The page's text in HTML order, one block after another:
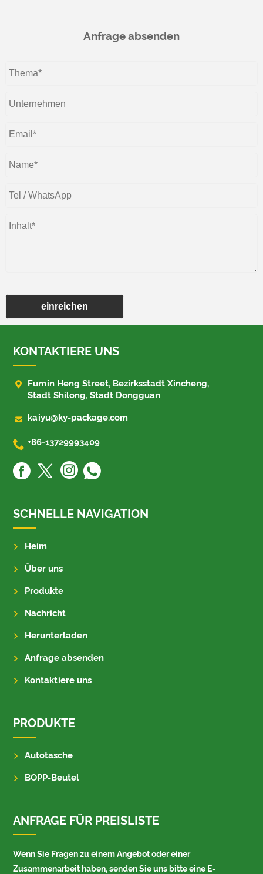
Anfrage absenden
einreichen
KONTAKTIERE UNS

Fumin Heng Street, Bezirksstadt Xincheng,
Stadt Shilong, Stadt Dongguan
 kaiyu@ky-package.com
 +86-13729993409
SCHNELLE NAVIGATION
Heim
Über uns
Produkte
Nachricht
Herunterladen
Anfrage absenden
Kontaktiere uns
PRODUKTE
Autotasche
BOPP-Beutel
ANFRAGE FÜR PREISLISTE
Wenn Sie Fragen zu einem Angebot oder einer
Zusammenarbeit haben, senden Sie uns bitte eine E-